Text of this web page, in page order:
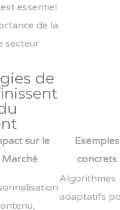
est essentiel
de la
secteur
de
sur le
Marché
Exemples
concrets
Algorithmes
adaptatifs